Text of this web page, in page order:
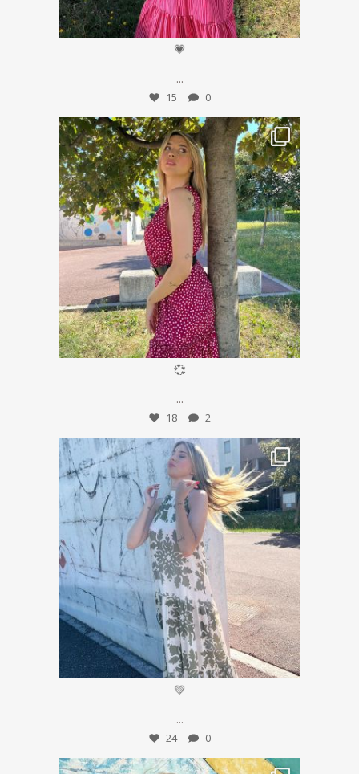
Lug 14
💗
...
15 0
Lug 14
💞
...
18 2
Lug 14
💚
...
24 0